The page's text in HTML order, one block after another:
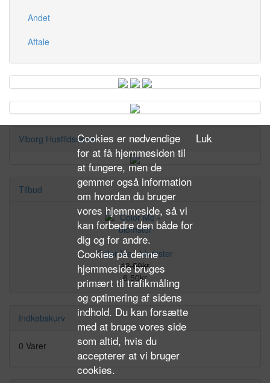
Andet
Aftale
Viborg Husflidsskole
Tilbud
Color Me - blomster
13,50kr
6,50kr
Indkøbskurv
0 Varer
Cookies er nødvendige
for at få hjemmesiden til
at fungere, men de
gemmer også information
om hvordan du bruger
vores hjemmeside, så vi
kan forbedre den både for
dig og for andre.
Cookies på denne
hjemmeside bruges
primært til trafikmåling
og optimering af sidens
indhold. Du kan forsætte
med at bruge vores side
som altid, hvis du
accepterer at vi bruger
cookies.
Luk